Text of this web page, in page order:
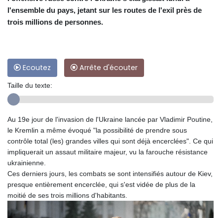
l'ensemble du pays, jetant sur les routes de l'exil près de
trois millions de personnes.
Ecoutez Arrête d'écouter
Taille du texte:
Au 19e jour de l'invasion de l'Ukraine lancée par Vladimir Poutine,
le Kremlin a même évoqué "la possibilité de prendre sous
contrôle total (les) grandes villes qui sont déjà encerclées". Ce qui
impliquerait un assaut militaire majeur, vu la farouche résistance
ukrainienne.
Ces derniers jours, les combats se sont intensifiés autour de Kiev,
presque entièrement encerclée, qui s'est vidée de plus de la
moitié de ses trois millions d'habitants.